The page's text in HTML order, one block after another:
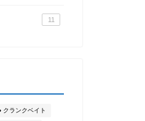
11
クランクベイト